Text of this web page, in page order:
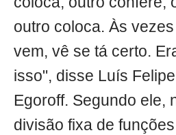
outro coloca. Às
vem, vê se tá certo.
isso", disse Luís
Egoroff. Segundo ele,
divisão fixa de